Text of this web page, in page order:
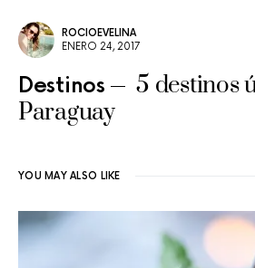
ROCIOEVELINA
ENERO 24, 2017
Destinos
5 destinos
Paraguay
YOU MAY ALSO LIKE